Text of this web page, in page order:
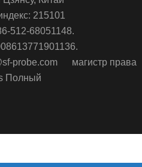
215101
512-68051148.
probe.com магистр права
Полный